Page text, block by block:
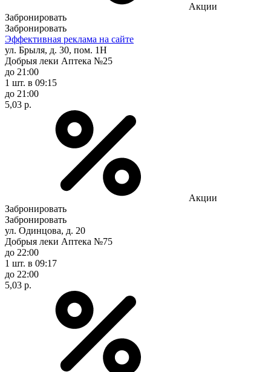
Акции
Забронировать
Забронировать
Эффективная реклама на сайте
ул. Брыля, д. 30, пом. 1Н
Добрыя леки Аптека №25
до 21:00
1 шт. в 09:15
до 21:00
5,03 р.
Акции
Забронировать
Забронировать
ул. Одинцова, д. 20
Добрыя леки Аптека №75
до 22:00
1 шт. в 09:17
до 22:00
5,03 р.